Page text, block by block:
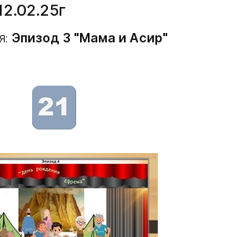
Эпизод 3 "Мама и Асир"